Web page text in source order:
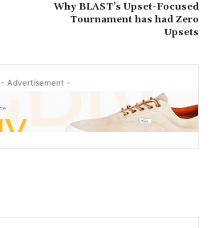
Why BLAST’s Upset-Focused
Tournament has had Zero
Upsets
- Advertisement -